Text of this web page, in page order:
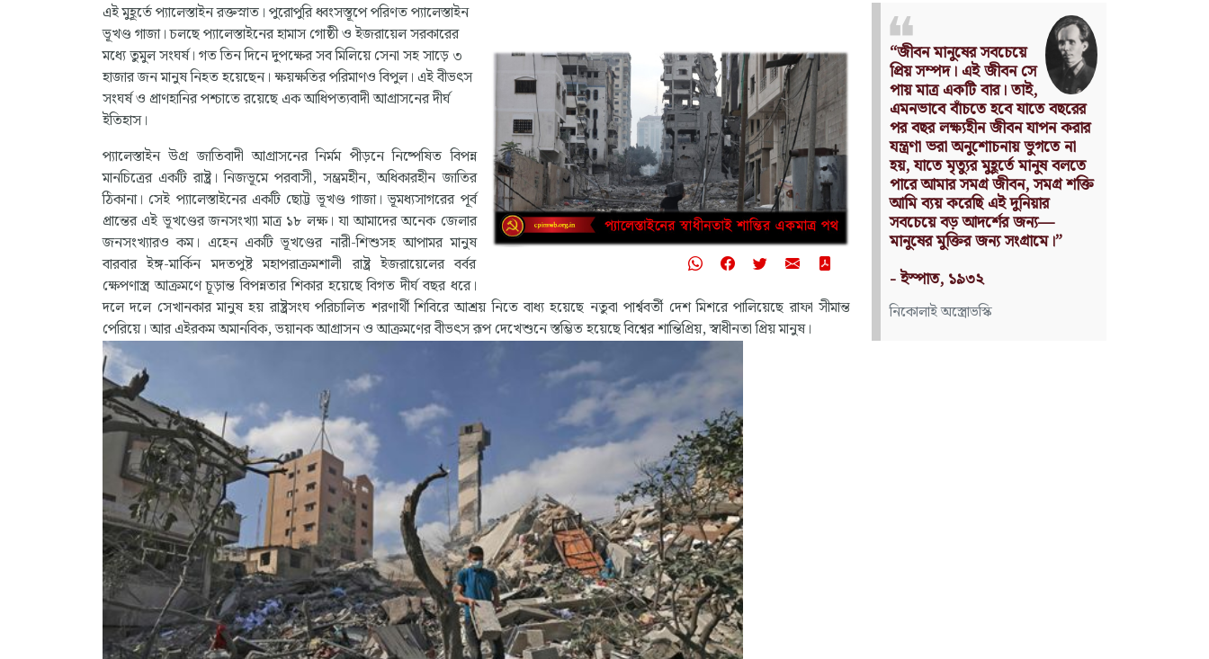
এই মুহূর্তে প্যালেস্তাইন রক্তস্নাত। পুরোপুরি ধ্বংসস্তূপে পরিণত প্যালেস্তাইন
ভূখণ্ড গাজা। চলছে প্যালেস্তাইনের হামাস গোষ্ঠী ও ইজরায়েল সরকারের
মধ্যে তুমুল সংঘর্ষ। গত তিন দিনে দুপক্ষের সব মিলিয়ে সেনা সহ সাড়ে ৩
হাজার জন মানুষ নিহত হয়েছেন। ক্ষয়ক্ষতির পরিমাণও বিপুল। এই বীভৎস
সংঘর্ষ ও প্রাণহানির পশ্চাতে রয়েছে এক আধিপত্যবাদী আগ্রাসনের দীর্ঘ
ইতিহাস।
প্যালেস্তাইন উগ্র জাতিবাদী আগ্রাসনের নির্মম পীড়নে নিষ্পেষিত বিপন্ন
মানচিত্রের একটি রাষ্ট্র। নিজভূমে পরবাসী, সম্ভ্রমহীন, অধিকারহীন জাতির
ঠিকানা। সেই প্যালেস্তাইনের একটি ছোট্ট ভূখণ্ড গাজা। ভূমধ্যসাগরের পূর্ব
প্রান্তের এই ভূখণ্ডের জনসংখ্যা মাত্র ১৮ লক্ষ। যা আমাদের অনেক জেলার
জনসংখ্যারও কম। এহেন একটি ভূখণ্ডের নারী-শিশুসহ আপামর মানুষ
বারবার ইঙ্গ-মার্কিন মদতপুষ্ট মহাপরাক্রমশালী রাষ্ট্র ইজরায়েলের বর্বর
ক্ষেপণাস্ত্র আক্রমণে চূড়ান্ত বিপন্নতার শিকার হয়েছে বিগত দীর্ঘ বছর ধরে।
দলে দলে সেখানকার মানুষ হয় রাষ্ট্রসংঘ পরিচালিত শরণার্থী শিবিরে আশ্রয় নিতে বাধ্য হয়েছে নতুবা পার্শ্ববর্তী দেশ মিশরে পালিয়েছে রাফা সীমান্ত
পেরিয়ে। আর এইরকম অমানবিক, ভয়ানক আগ্রাসন ও আক্রমণের বীভৎস রূপ দেখেশুনে স্তম্ভিত হয়েছে বিশ্বের শান্তিপ্রিয়, স্বাধীনতা প্রিয় মানুষ।
Nothing can have value
without being an object of
utility.
Source: Das Kapital
(Volume I, Chapter 1)
কার্ল মার্কস